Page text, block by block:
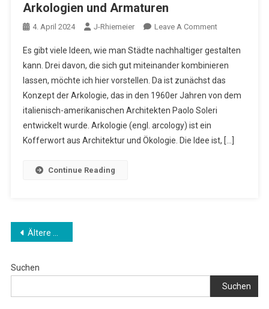
Arkologien und Armaturen
4. April 2024 J-Rhiemeier Leave A CommentOn
Und
Armaturen
Es gibt viele Ideen, wie man Städte nachhaltiger gestalten
kann. Drei davon, die sich gut miteinander kombinieren
lassen, möchte ich hier vorstellen. Da ist zunächst das
Konzept der Arkologie, das in den 1960er Jahren von dem
italienisch-amerikanischen Architekten Paolo Soleri
entwickelt wurde. Arkologie (engl. arcology) ist ein
Kofferwort aus Architektur und Ökologie. Die Idee ist, […]
Continue Reading
Beitragsnavigation
Ältere Beiträge
Suchen
Suchen